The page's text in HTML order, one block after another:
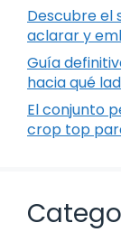
Descubre el
aclarar y
Guía
hacia qué
El conjunto
crop top